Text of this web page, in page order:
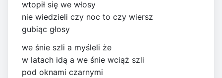
wtopił się we włosy
nie wiedzieli czy noc to czy wiersz
gubiąc głosy
we śnie szli a myśleli że
w latach idą a we śnie wciąż szli
pod oknami czarnymi